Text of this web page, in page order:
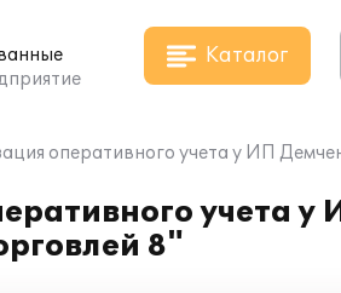
Каталог
оперативного учета у ИП
учета
8"